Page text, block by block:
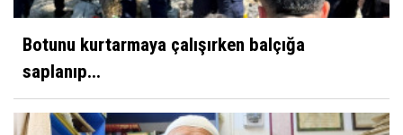
Botunu kurtarmaya çalışırken balçığa
saplanıp...